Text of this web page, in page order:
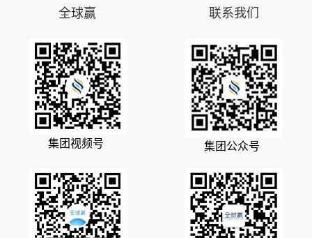
全球赢
联系我们
集团视频号 集团公众号